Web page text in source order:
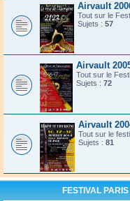
Airvault
Tout sur le
Sujets : 57
Airvault
Tout sur le
Sujets : 72
Airvault
Tout sur le
Sujets : 81
FESTIVAL